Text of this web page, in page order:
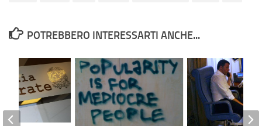
POTREBBERO INTERESSARTI ANCHE...